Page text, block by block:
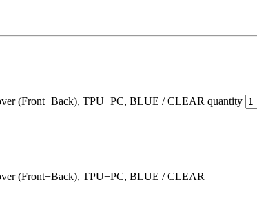
(Front+Back), TPU+PC, BLUE / CLEAR quantity
(Front+Back), TPU+PC, BLUE / CLEAR